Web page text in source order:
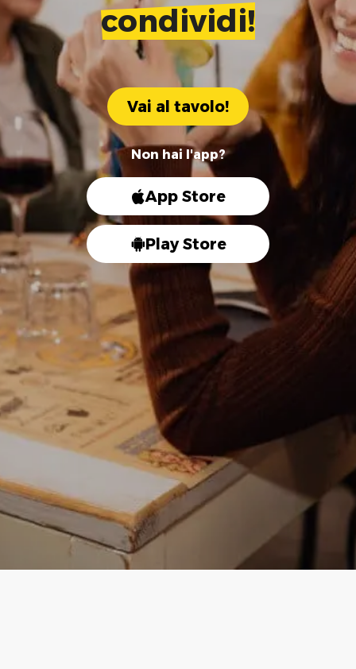
condividi!
Vai al tavolo!
Non hai l'app?
App Store
Play Store